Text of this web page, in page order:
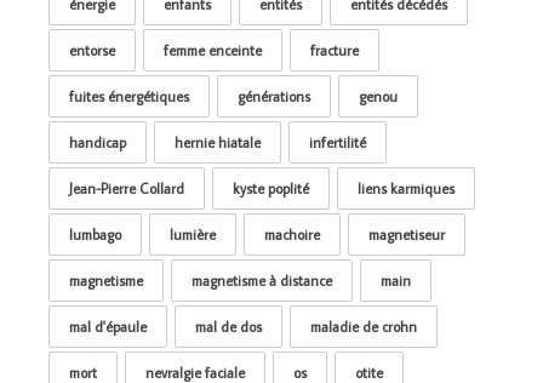
énergie enfants entités entités décédés
entorse femme enceinte fracture
fuites énergétiques générations genou
handicap hernie hiatale infertilité
Jean-Pierre Collard kyste poplité liens karmiques
lumbago lumière machoire magnetiseur
magnetisme magnetisme à distance main
mal d'épaule mal de dos maladie de crohn
mort nevralgie faciale os otite